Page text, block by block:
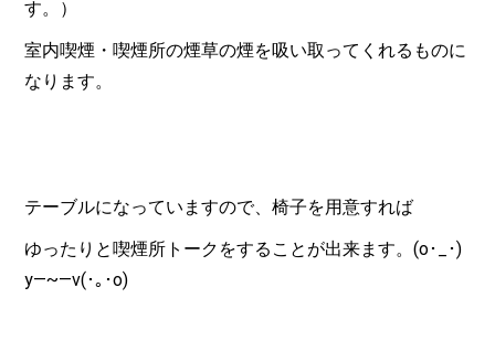
す。）
室内喫煙・喫煙所の煙草の煙を吸い取ってくれるものに
なります。
テーブルになっていますので、椅子を用意すれば
ゆったりと喫煙所トークをすることが出来ます。(o･_･)
y―~―v(･｡･o)